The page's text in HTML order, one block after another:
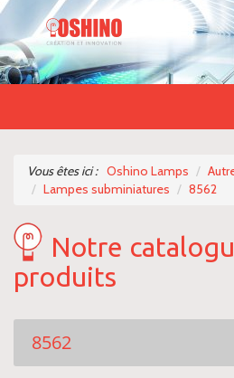
Présentation
Catalogue
Vous êtes ici : Oshino Lamps
Lampes subminiatures
8562
Notre
produits
8562